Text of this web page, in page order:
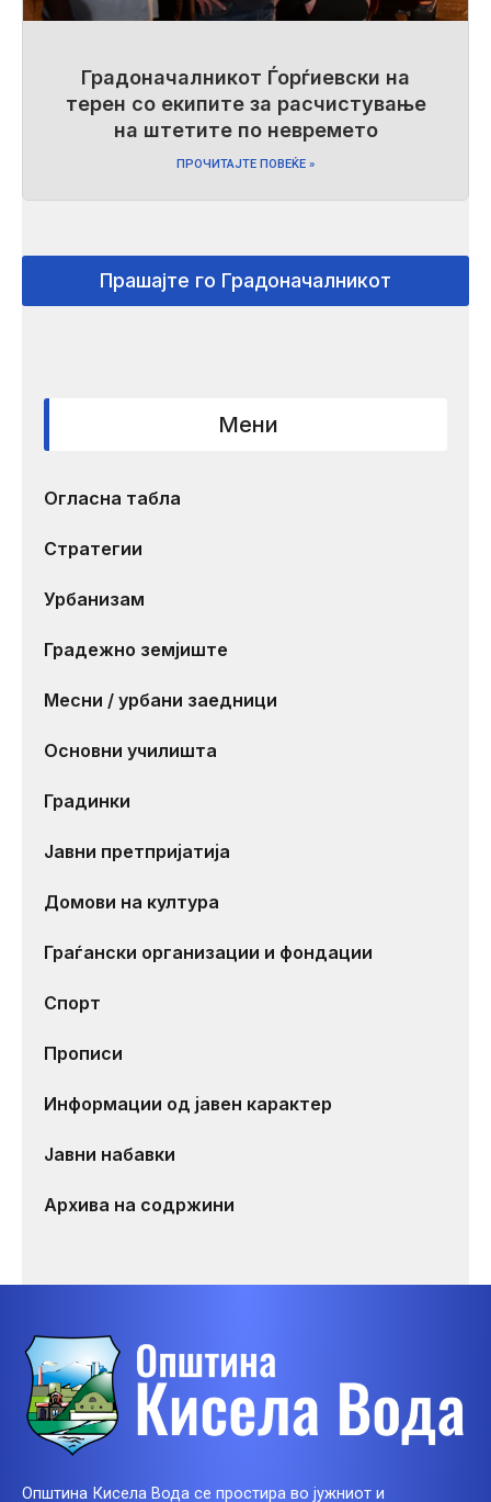
Градоначалникот Ѓорѓиевски на
терен со екипите за расчистување
на штетите по невремето
ПРОЧИТАЈТЕ ПОВЕЌЕ »
Прашајте го Градоначалникот
Мени
Огласна табла
Стратегии
Урбанизам
Градежно земјиште
Месни / урбани заедници
Основни училишта
Градинки
Јавни претпријатија
Домови на култура
Граѓански организации и фондации
Спорт
Прописи
Информации од јавен карактер
Јавни набавки
Архива на содржини
Општина Кисела Вода се простира во јужниот и